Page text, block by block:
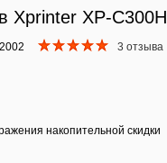
Xprinter XP-
3 отзыва
накопительной скидки